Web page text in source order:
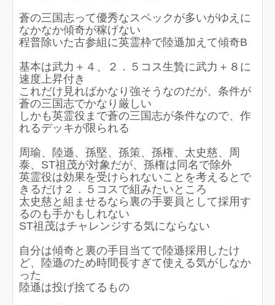
蒼の三国志って優秀なスペックが多いがゆえに
なかなか傾奇が稼げない
程普除いた古参組に英霊枠で陸遜加えて傾奇B
基本は武力＋４、２．５コス生贄に武力＋８に
速度上昇付き
これだけ見ればかなり強そうなのだが、条件が
蒼の三国志でかなり厳しい
しかも英霊役まで蒼の三国志が条件なので、作
れるデッキが限られる
周瑜、陸遜、孫堅、孫策、孫権、太史慈、周
泰、ST祖茂が対象だが、孫権は同名で除外
英霊役は効果を受けられないことを考えるとで
きるだけ２．５コスで組みたいところ
太史慈と組ませるなら裏の手要員として採用す
るのも手かもしれない
ST祖茂はチャレンジする気にならない
自分は傾奇と裏の手目当てで陸遜採用したけ
ど、陸遜のため時間長すぎて使える気がしなか
った
陸遜は投げ捨てるもの